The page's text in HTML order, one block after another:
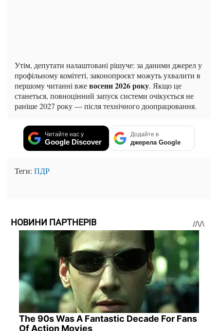
Утім, депутати налаштовані рішуче: за даними джерел у
профільному комітеті, законопроєкт можуть ухвалити в
першому читанні вжевосени 2026 року. Якщо це
станеться, повноцінний запуск системи очікується не
раніше 2027 року — після технічного доопрацювання.
Читайте нас у
Google Discover
Додайте в
джерела Google
Теги: ПДР
НОВИНИ ПАРТНЕРІВ
The 90s Was A Fantastic Decade For Fans
Of Action Movies